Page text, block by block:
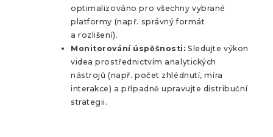
optimalizováno pro všechny vybrané
platformy (např. správný formát
a rozlišení).
Monitorování úspěšnosti: Sledujte výkon
videa prostřednictvím analytických
nástrojů (např. počet zhlédnutí, míra
interakce) a případně upravujte distribuční
strategii.